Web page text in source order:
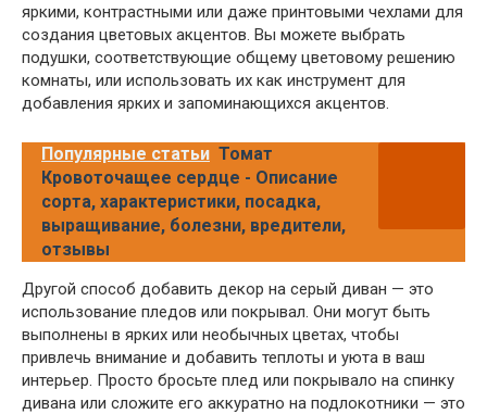
яркими, контрастными или даже принтовыми чехлами для
создания цветовых акцентов. Вы можете выбрать
подушки, соответствующие общему цветовому решению
комнаты, или использовать их как инструмент для
добавления ярких и запоминающихся акцентов.
Популярные статьи Томат
Кровоточащее сердце - Описание
сорта, характеристики, посадка,
выращивание, болезни, вредители,
отзывы
Другой способ добавить декор на серый диван — это
использование пледов или покрывал. Они могут быть
выполнены в ярких или необычных цветах, чтобы
привлечь внимание и добавить теплоты и уюта в ваш
интерьер. Просто бросьте плед или покрывало на спинку
дивана или сложите его аккуратно на подлокотники — это